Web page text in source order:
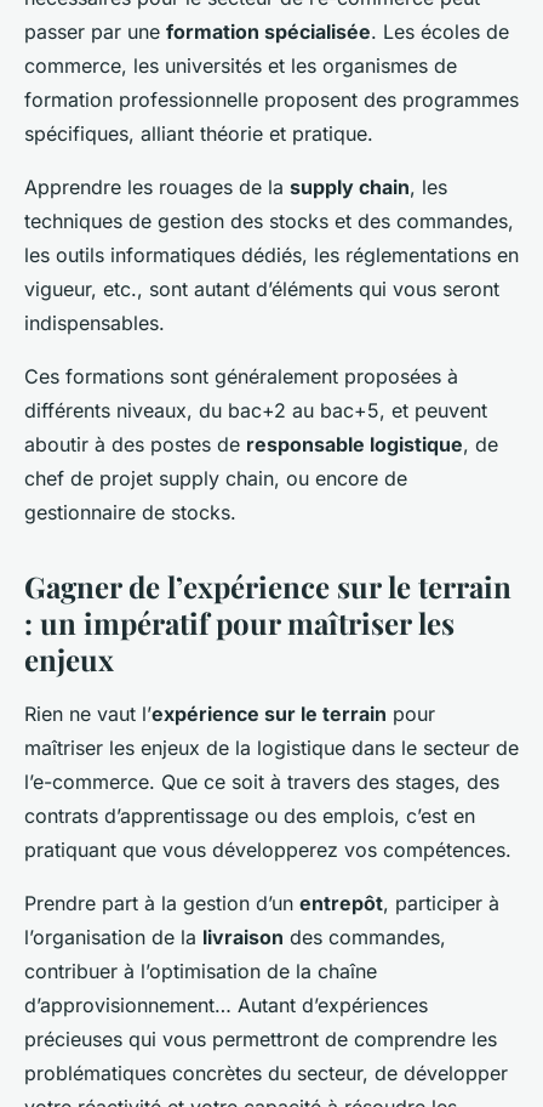
passer par une formation spécialisée. Les écoles de
commerce, les universités et les organismes de
formation professionnelle proposent des programmes
spécifiques, alliant théorie et pratique.
Apprendre les rouages de la supply chain, les
techniques de gestion des stocks et des commandes,
les outils informatiques dédiés, les réglementations en
vigueur, etc., sont autant d’éléments qui vous seront
indispensables.
Ces formations sont généralement proposées à
différents niveaux, du bac+2 au bac+5, et peuvent
aboutir à des postes de responsable logistique, de
chef de projet supply chain, ou encore de
gestionnaire de stocks.
Gagner de l’expérience sur le terrain
: un impératif pour maîtriser les
enjeux
Rien ne vaut l’expérience sur le terrain pour
maîtriser les enjeux de la logistique dans le secteur de
l’e-commerce. Que ce soit à travers des stages, des
contrats d’apprentissage ou des emplois, c’est en
pratiquant que vous développerez vos compétences.
Prendre part à la gestion d’un entrepôt, participer à
l’organisation de la livraison des commandes,
contribuer à l’optimisation de la chaîne
d’approvisionnement… Autant d’expériences
précieuses qui vous permettront de comprendre les
problématiques concrètes du secteur, de développer